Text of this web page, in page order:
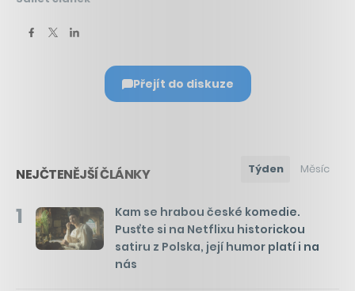
Přejít do diskuze
NEJČTENĚJŠÍ ČLÁNKY Týden Měsíc
1
Kam se hrabou české komedie.
Pusťte si na Netflixu historickou
satiru z Polska, její humor platí i na
nás